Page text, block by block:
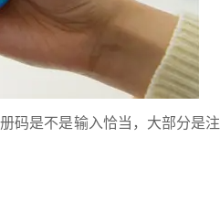
码是不是输入恰当，大部分是注